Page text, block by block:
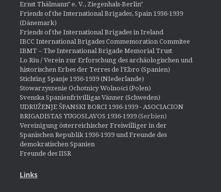
Ernst Thälmann" e. V., Ziegenhals-Berlin"
Friends of the International Brigades, Spain 1936-1939
(Dänemark)
Friends of the International Brigades in Ireland
IBCC International Brigades Commemoration Commitee
IBMT – The International Brigade Memorial Trust
Lo Riu / Verein zur Erforschung des archäologischen und
historischen Erbes der Terres de l'Ebro (Spanien)
Stichting Spanje 1936-1939 (NIederlande)
Stowarzyszenie Ochotnicy Wolności (Polen)
Svenska Spanienfrivilligas Vänner (Schweden)
UDRUŽENJE ŠPANSKI BORCI 1936-1939 - ASOCIACION
BRIGADISTAS YUGOSLAVOS 1936-1939 (Serbien)
Vereinigung österreichischer Freiwilliger in der
Spanischen Republik 1936-1939 und Freunde des
demokratischen Spanien
Freunde des IISR
Links